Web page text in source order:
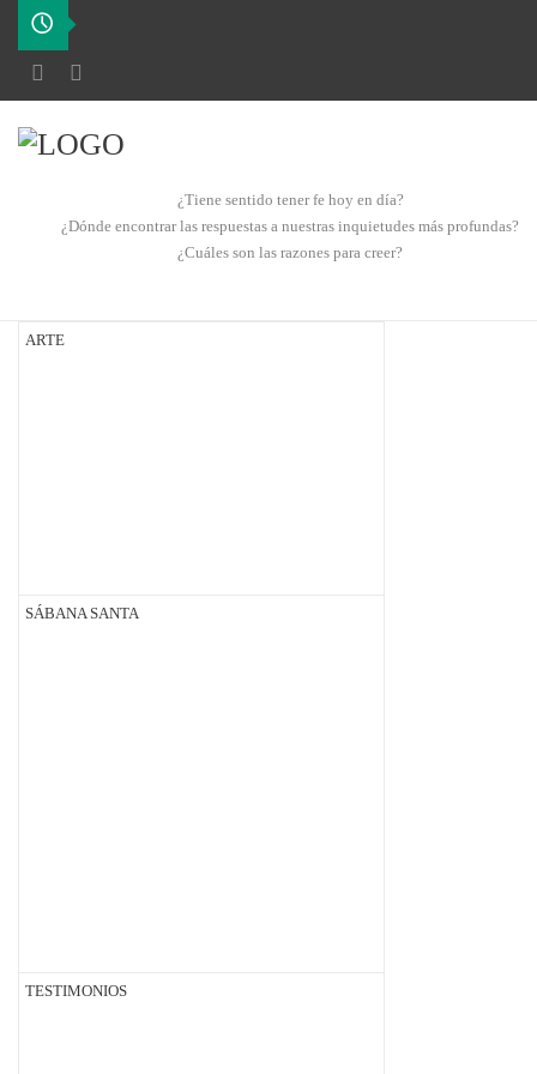
¿Tiene sentido tener fe hoy en día?
¿Dónde encontrar las respuestas a nuestras inquietudes más profundas?
¿Cuáles son las razones para creer?
ARTE
SÁBANA SANTA
TESTIMONIOS